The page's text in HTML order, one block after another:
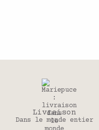
Livraison
le monde entier